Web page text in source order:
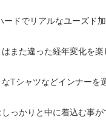
ドでリアルなユーズド
また違った経年変化を
Tシャツなどインナーを
っかりと中に着込む事